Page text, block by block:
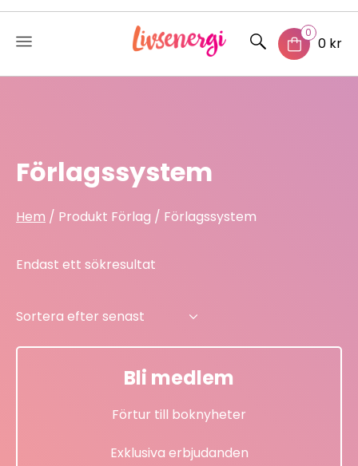
0
0 kr
Förlagssystem
Hem / Produkt Förlag / Förlagssystem
Endast ett sökresultat
Bli medlem
Förtur till boknyheter
Exklusiva erbjudanden